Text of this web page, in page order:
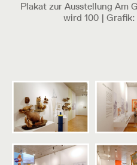
Plakat zur Ausstellung Am
wird 100 |